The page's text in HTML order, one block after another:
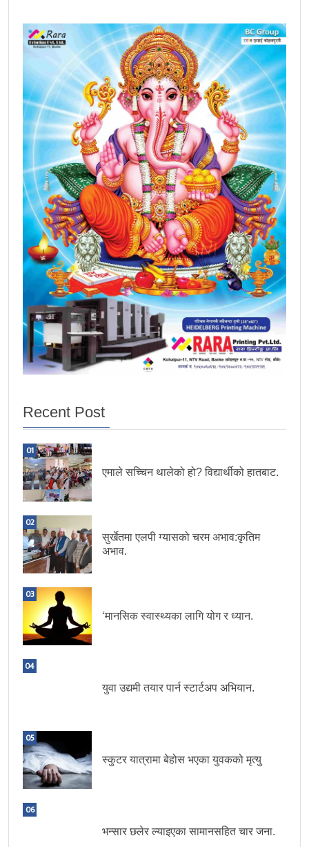
Recent Post
01
एमाले सच्चिन थालेको हो? विद्यार्थीको हातबाट.
02
सुर्खेतमा एलपी ग्यासको चरम अभाव:कृतिम
अभाव.
03
‘मानसिक स्वास्थ्यका लागि योग र ध्यान.
04
युवा उद्यमी तयार पार्न स्टार्टअप अभियान.
05
स्कुटर यात्रामा बेहोस भएका युवकको मृत्यु
06
भन्सार छलेर ल्याइएका सामानसहित चार जना.